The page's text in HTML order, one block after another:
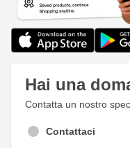
Hai una
Contatta un nostro
Contattaci